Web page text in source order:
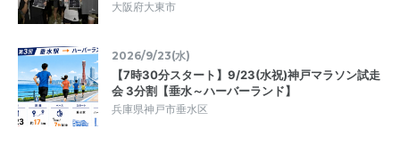
大阪府大東市
2026/9/23(水)
【7時30分スタート】9/23(水祝)神戸マラソン試走
会 3分割【垂水～ハーバーランド】
兵庫県神戸市垂水区